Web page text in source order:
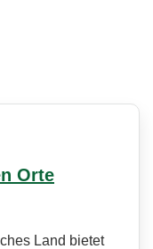
Orte
Land bietet